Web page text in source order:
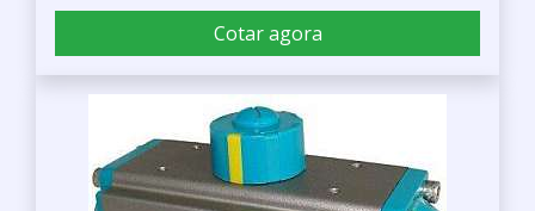
Cotar agora